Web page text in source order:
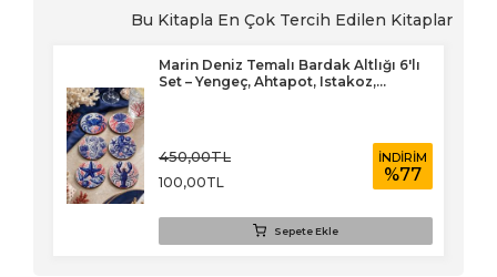
Bu Kitapla En Çok Tercih Edilen Kitaplar
Marin Deniz Temalı Bardak Altlığı 6'lı
Set – Yengeç, Ahtapot, Istakoz,...
450,00TL
100,00TL
İNDİRİM
%77
Sepete Ekle